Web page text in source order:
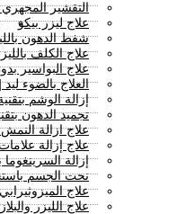
التقشير
علاج ليزر بيكو
شفط الدهون
علاج الكلف
علاج البواسير
العلاج بالضوء
إزالة الوشم
تجميد الدهون
علاج ازالة
علاج إزالة
إزالة السرينغوما
نحت الجسم
علاج
علاج الليزر